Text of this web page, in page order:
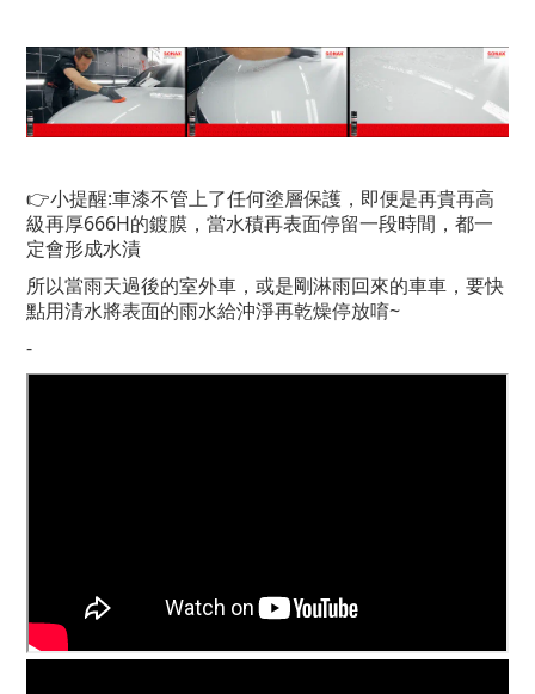
👉小提醒:車漆不管上了任何塗層保護，即便是再貴再高
級再厚666H的鍍膜，當水積再表面停留一段時間，都一
定會形成水漬
所以當雨天過後的室外車，或是剛淋雨回來的車車，要快
點用清水將表面的雨水給沖淨再乾燥停放唷~
-